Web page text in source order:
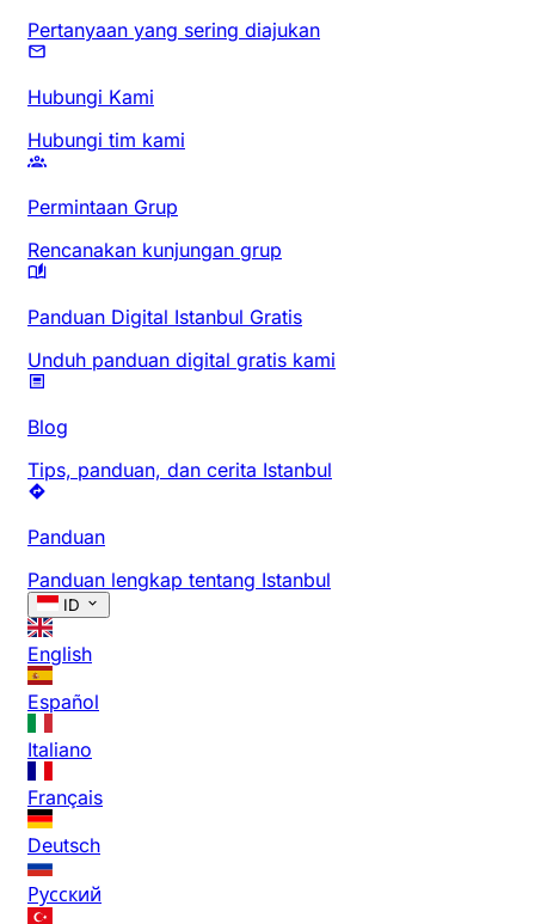
Pertanyaan yang sering diajukan
Hubungi Kami
Hubungi tim kami
Permintaan Grup
Rencanakan kunjungan grup
Panduan Digital Istanbul Gratis
Unduh panduan digital gratis kami
Blog
Tips, panduan, dan cerita Istanbul
Panduan
Panduan lengkap tentang Istanbul
ID
English
Español
Italiano
Français
Deutsch
Русский